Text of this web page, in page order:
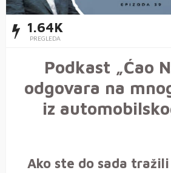
1.64K
PREGLEDA
Podkast „Ćao
odgovara na
iz
Ako ste do sada